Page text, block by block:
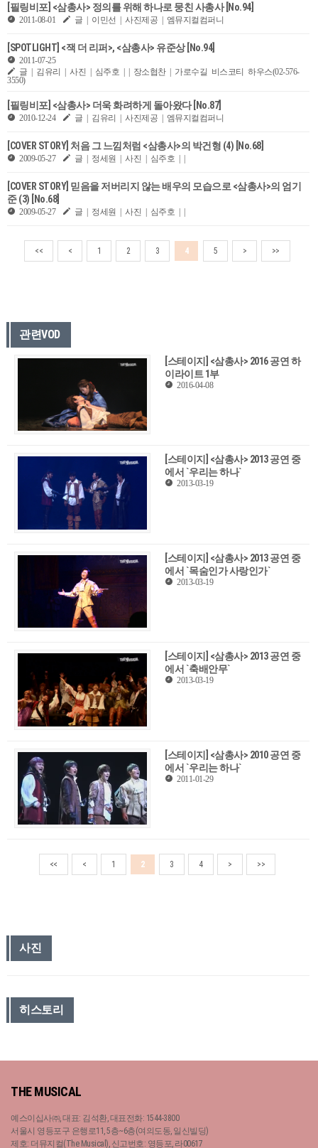
[필링비포] <삼총사> 정의를 위해 하나로 뭉친 사총사 [No.94]
2011-08-01 글 | 이민선 | 사진제공 | 엠뮤지컬컴퍼니
[SPOTLIGHT] <잭 더 리퍼>, <삼총사> 유준상 [No.94]
2011-07-25
글 | 김유리 | 사진 | 심주호 | | 장소협찬 | 가로수길 비스코티 하우스(02-576-
3550)
[필링비포] <삼총사> 더욱 화려하게 돌아왔다 [No.87]
2010-12-24 글 | 김유리 | 사진제공 | 엠뮤지컬컴퍼니
[COVER STORY] 처음 그 느낌처럼 <삼총사>의 박건형 (4) [No.68]
2009-05-27 글 | 정세원 | 사진 | 심주호 | |
[COVER STORY] 믿음을 저버리지 않는 배우의 모습으로 <삼총사>의 엄기
준 (3) [No.68]
2009-05-27 글 | 정세원 | 사진 | 심주호 | |
<< < 1 2 3 4 5 > >>
관련VOD
[스테이지] <삼총사> 2016 공연 하
이라이트 1부
2016-04-08
[스테이지] <삼총사> 2013 공연 중
에서 `우리는 하나`
2013-03-19
[스테이지] <삼총사> 2013 공연 중
에서 `목숨인가 사랑인가`
2013-03-19
[스테이지] <삼총사> 2013 공연 중
에서 `축배안무`
2013-03-19
[스테이지] <삼총사> 2010 공연 중
에서 `우리는 하나`
2011-01-29
<< < 1 2 3 4 > >>
사진
히스토리
THE MUSICAL
예스이십사㈜, 대표: 김석환, 대표전화: 1544-3800
서울시 영등포구 은행로11, 5층~6층(여의도동, 일신빌딩)
제호: 더뮤지컬(The Musical), 신고번호: 영등포, 라00617